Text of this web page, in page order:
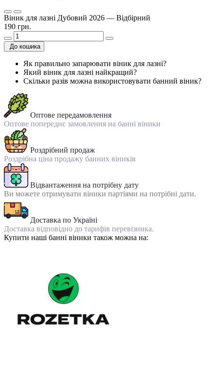
Віник для лазні Дубовий 2026 — Відбірний
190 грн.
До кошика
Як правильно запарювати віник для лазні?
Який віник для лазні найкращий?
Скільки разів можна використовувати банний віник?
Оптове передамовлення
Оптове попереднє замовлення на банні віники
Роздрібний продаж
Роздрібна ціна продажу банних віників
Відвантаження на потрібну дату
Ви можете отримувати віники партіями на потрібні дати.
Доставка по Україні
Доставка відповідно до тарифів перевізника.
Купити наші банні віники також можна на: